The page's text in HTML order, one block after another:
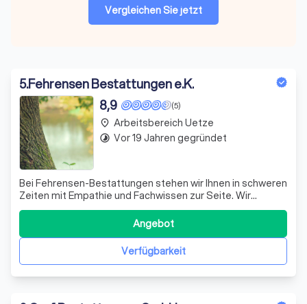
Vergleichen Sie jetzt
5.Fehrensen Bestattungen e.K.
(5)
8,9
Bei Fehrensen-Bestattungen stehen wir Ihnen in schweren
Zeiten mit Empathie und Fachwissen zur Seite. Wir
verstehen, dass der Verlust eines geliebten Menschen
eine der herausforderndsten Erfahrungen im Leben ist.
Daher bieten wir Ihnen umfassende Unterstützung, um
den Abschied so würdevoll und einfü
Verfügbarkeit
Angebot
place Arbeitsbereich Uetze
timelapse Vor 19 Jahren gegründet